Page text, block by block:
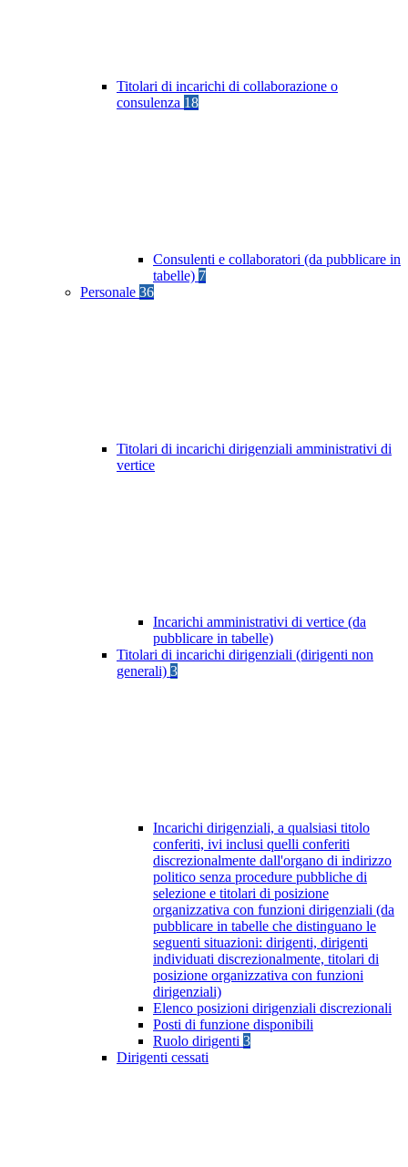
Titolari di incarichi di collaborazione o
consulenza 18
Consulenti e collaboratori (da pubblicare in
tabelle) 7
Personale 36
Titolari di incarichi dirigenziali amministrativi di
vertice
Incarichi amministrativi di vertice (da
pubblicare in tabelle)
Titolari di incarichi dirigenziali (dirigenti non
generali) 3
Incarichi dirigenziali, a qualsiasi titolo
conferiti, ivi inclusi quelli conferiti
discrezionalmente dall'organo di indirizzo
politico senza procedure pubbliche di
selezione e titolari di posizione
organizzativa con funzioni dirigenziali (da
pubblicare in tabelle che distinguano le
seguenti situazioni: dirigenti, dirigenti
individuati discrezionalmente, titolari di
posizione organizzativa con funzioni
dirigenziali)
Elenco posizioni dirigenziali discrezionali
Posti di funzione disponibili
Ruolo dirigenti 3
Dirigenti cessati